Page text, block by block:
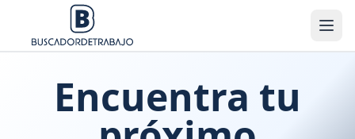
Encuentra tu